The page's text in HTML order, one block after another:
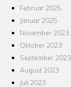
Februar 2025
Januar 2025
November 2023
Oktober 2023
September 2023
August 2023
Juli 2023